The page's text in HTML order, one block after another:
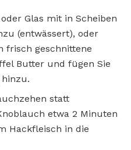
Glas mit in Scheiben
(entwässert), oder
frisch geschnittene
Butter und fügen Sie
statt
etwa 2 Minuten
Hackfleisch in die